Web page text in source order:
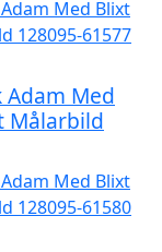
Adam Med
Målarbild